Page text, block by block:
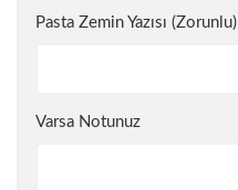
Pasta Zemin Yazısı (Zorunlu)
Varsa Notunuz